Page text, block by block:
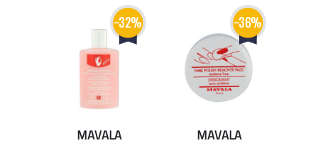
-32%
MAVALA
-36%
MAVALA